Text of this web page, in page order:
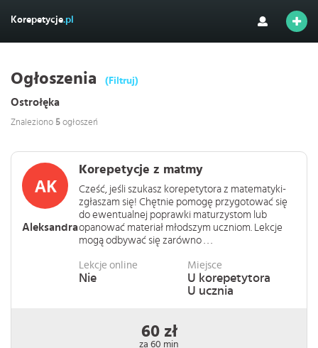
Korepetycje.pl
Ogłoszenia (Filtruj)
Ostrołęka
Znaleziono 5 ogłoszeń
Aleksandra
Korepetycje z matmy
Cześć, jeśli szukasz korepetytora z matematyki-
zgłaszam się! Chętnie pomogę przygotować się
do ewentualnej poprawki maturzystom lub
opanować materiał młodszym uczniom. Lekcje
mogą odbywać się zarówno . . .
Lekcje online
Nie
Miejsce
U korepetytora
U ucznia
60 zł
za 60 min